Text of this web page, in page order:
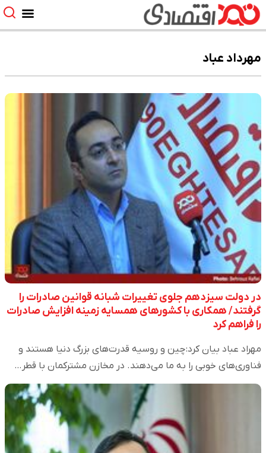
مهرداد عباد
در دولت سیزدهم جلوی تغییرات شبانه قوانین صادرات را
گرفتند/ همکاری با کشورهای همسایه زمینه افزایش صادرات
را فراهم کرد
مهراد عباد بیان کرد: چین و روسیه قدرت‌های بزرگ دنیا هستند و
فناوری‌های خوبی را به ما می‌دهند. در مخازن مشترکمان با قطر…